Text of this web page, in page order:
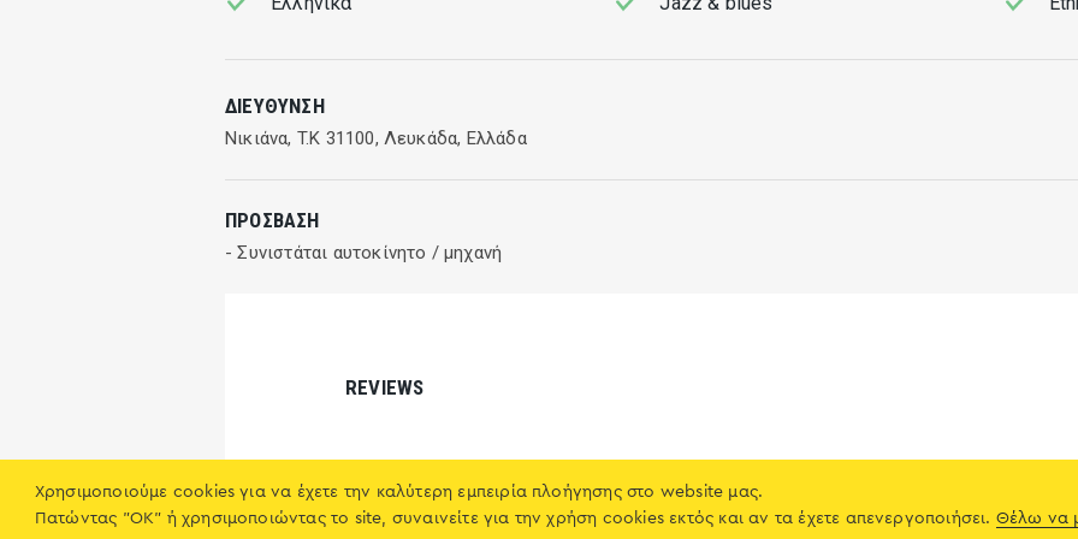
Χρησιμοποιούμε cookies για να έχετε την καλύτερη εμπειρία πλοήγησης στο website μας.
Πατώντας "OK" ή χρησιμοποιώντας το site, συναινείτε για την χρήση cookies εκτός και αν τα έχετε απενεργοποιήσει. Θέλω να
ΔΙΕΎΘΥΝΣΗ
Νικιάνα, T.K 31100, Λευκάδα, Ελλάδα
ΠΡΌΣΒΑΣΗ
- Συνιστάται αυτοκίνητο / μηχανή
REVIEWS
Ταβέρνα Μηνάς
Νικιάνα